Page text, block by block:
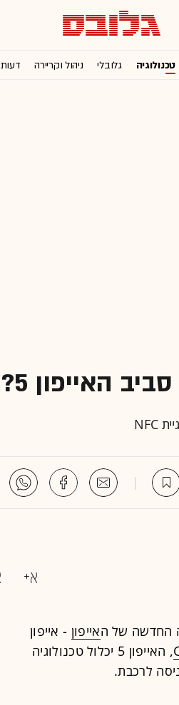
טכנולוגיה גלובלי ניהול וקריירה דעות
האייפון 5?
החדשה של האייפון - אייפון
, האייפון 5 יכלול טכנולוגיה
לרכבת.